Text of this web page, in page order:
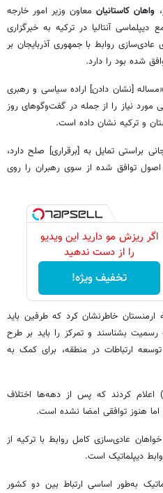
واهان کاستانیانمعاون وزیر امور خارجه
آنتالیا در ترکیه به خبرگزاری
عادی‌سازی روابط با جمهوری آذربایجان بر
شده بود را دارد.
«مساله [نشان دادن] اراده سیاسی و رهبری
مورد نیاز را از جمله در گفت‌وگوهای روز
و ترکیه نشان داده است.
براستی تمایل به [برقراری] صلح دارد،
توافق شده از سوی رهبران را روی
اگر ریزش مو دارید این ویدیو
را از دست ندهید
تخفیف ویژه!
ارمنستان خاطرنشان کرد که طرفین باید
بشناسند و تمرکز را باید بر طرح
ارتباطات در منطقه، برای کمک به
اعلام کردند که پس از دهه‌ها اختلاف
هنوز توافقی امضا نشده است.
عادی‌سازی کامل روابط با ترکیه از
دیپلماتیک است.
به‌طور اساسی ارتباط بین دو کشور